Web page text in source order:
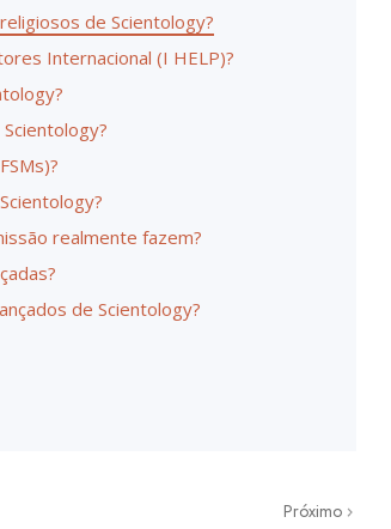
de Scientology?
Internacional (I HELP)?
realmente fazem?
de Scientology?
Próximo